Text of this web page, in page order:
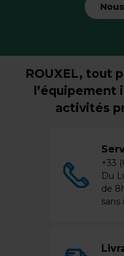
ROUXEL, tout
l’équipement
activités
+33
Du
de